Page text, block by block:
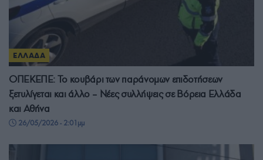
ΕΛΛΑΔΑ
ΟΠΕΚΕΠΕ: Το κουβάρι των παράνομων επιδοτήσεων
ξετυλίγεται και άλλο – Νέες συλλήψεις σε Βόρεια Ελλάδα
και Αθήνα
26/05/2026 - 2:01μμ